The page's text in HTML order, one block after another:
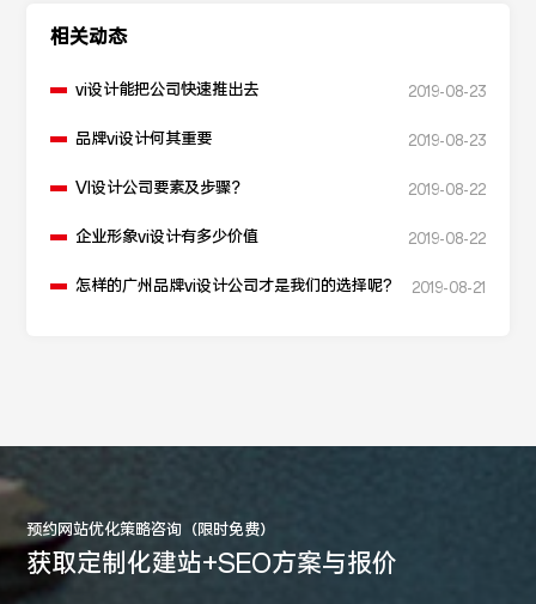
相关动态
vi设计能把公司快速推出去 2019-08-23
品牌vi设计何其重要 2019-08-23
VI设计公司要素及步骤？ 2019-08-22
企业形象vi设计有多少价值 2019-08-22
怎样的广州品牌vi设计公司才是我们的选择呢? 2019-08-21
预约网站优化策略咨询（限时免费）
获取定制化建站+SEO方案与报价